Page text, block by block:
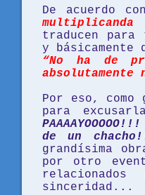
De acuerdo
traducen para
y básicamente
“No ha de
absolutamente
Por eso,
para
de un
grandísima
por otro
sinceridad...